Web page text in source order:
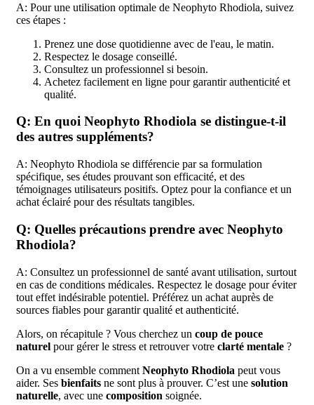
A: Pour une utilisation optimale de Neophyto Rhodiola, suivez
ces étapes :
Prenez une dose quotidienne avec de l'eau, le matin.
Respectez le dosage conseillé.
Consultez un professionnel si besoin.
Achetez facilement en ligne pour garantir authenticité et
qualité.
Q: En quoi Neophyto Rhodiola se distingue-t-il
des autres suppléments?
A: Neophyto Rhodiola se différencie par sa formulation
spécifique, ses études prouvant son efficacité, et des
témoignages utilisateurs positifs. Optez pour la confiance et un
achat éclairé pour des résultats tangibles.
Q: Quelles précautions prendre avec Neophyto
Rhodiola?
A: Consultez un professionnel de santé avant utilisation, surtout
en cas de conditions médicales. Respectez le dosage pour éviter
tout effet indésirable potentiel. Préférez un achat auprès de
sources fiables pour garantir qualité et authenticité.
Alors, on récapitule ? Vous cherchez un coup de pouce
naturel pour gérer le stress et retrouver votre clarté mentale ?
On a vu ensemble comment Neophyto Rhodiola peut vous
aider. Ses bienfaits ne sont plus à prouver. C’est une solution
naturelle, avec une composition soignée.